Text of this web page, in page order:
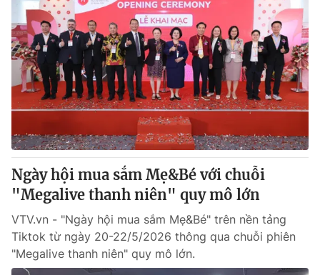
Ngày hội mua sắm Mẹ&Bé với chuỗi
"Megalive thanh niên" quy mô lớn
VTV.vn - "Ngày hội mua sắm Mẹ&Bé" trên nền tảng
Tiktok từ ngày 20-22/5/2026 thông qua chuỗi phiên
"Megalive thanh niên" quy mô lớn.